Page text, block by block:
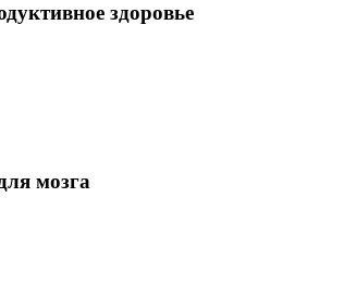
здоровье
мозга